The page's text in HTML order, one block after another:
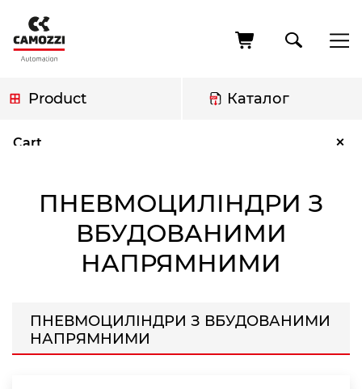
main
content
Product Каталог
Cart ×
ПНЕВМОЦИЛІНДРИ З
ВБУДОВАНИМИ
НАПРЯМНИМИ
ПНЕВМОЦИЛІНДРИ З ВБУДОВАНИМИ
НАПРЯМНИМИ